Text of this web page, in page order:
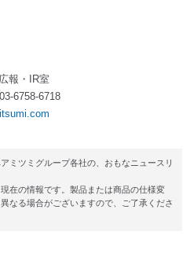
報・IR室
6758-6718
ミツミグループ各社の、おもなニュースリ
在の情報です。製品または商品の仕様変
なる場合がございますので、ご了承くださ